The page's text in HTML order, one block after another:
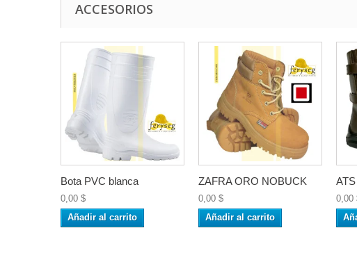
ACCESORIOS
Bota PVC blanca
0,00 $
Añadir al carrito
ZAFRA ORO NOBUCK
0,00 $
Añadir al carrito
0,00